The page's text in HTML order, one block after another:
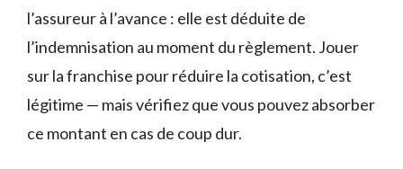
l’assureur à l’avance : elle est déduite de
l’indemnisation au moment du règlement. Jouer
sur la franchise pour réduire la cotisation, c’est
légitime — mais vérifiez que vous pouvez absorber
ce montant en cas de coup dur.